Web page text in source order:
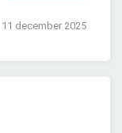
11 december 2025